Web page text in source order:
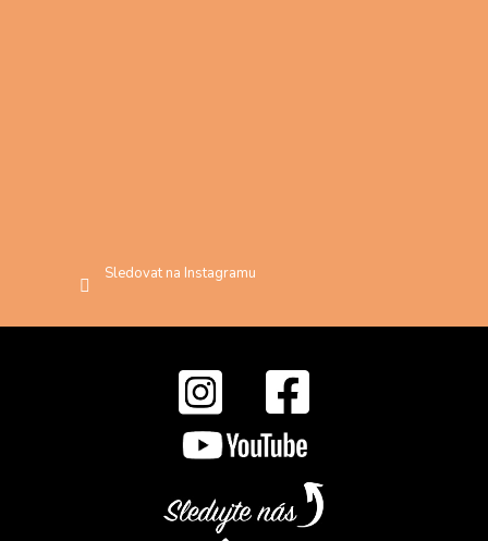
Sledovat na Instagramu